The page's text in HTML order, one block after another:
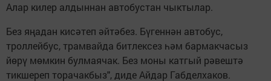
Алар килер алдыннан автобустан чыктылар.
Без яңадан кисәтеп әйтәбез. Бүгеннән автобус,
троллейбус, трамвайда битлексез һәм бармакчасыз
йөрү мөмкин булмаячак. Без моны катгый рәвештә
тикшереп торачакбыз", диде Айдар Габделхаков.